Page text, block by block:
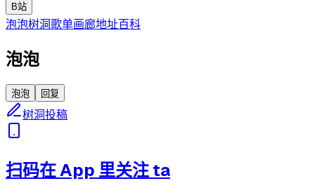
B站
泡泡树洞歌单画廊地址百科
泡泡
泡泡 回复
树洞投稿
扫码在 App 里关注 ta